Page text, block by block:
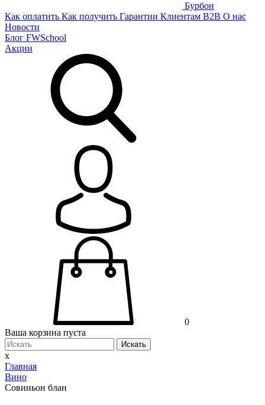
Бурбон
Как оплатить Как получить Гарантии Клиентам B2B О нас
Новости
Блог FWSchool
Акции
0
Ваша корзина пуста
Искать
x
Главная
Вино
Совиньон блан